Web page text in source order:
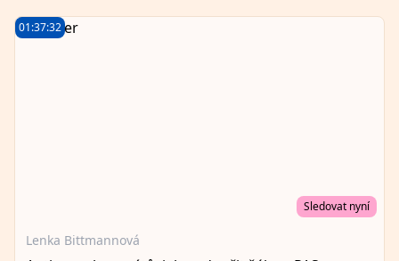
01:37:32
Sledovat nyní
Lenka Bittmannová